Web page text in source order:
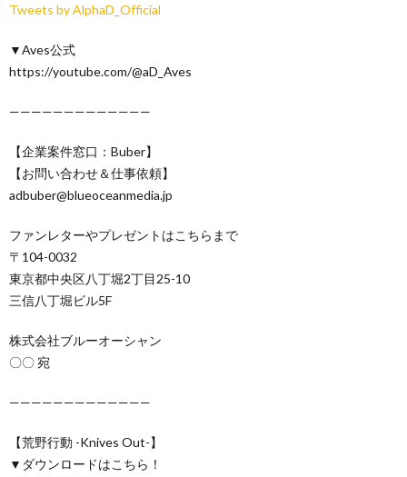
Tweets by AlphaD_Official
▼Aves公式
https://youtube.com/@aD_Aves
—————————————
【企業案件窓口：Buber】
【お問い合わせ＆仕事依頼】
adbuber@blueoceanmedia.jp
ファンレターやプレゼントはこちらまで
〒104-0032
東京都中央区八丁堀2丁目25-10
三信八丁堀ビル5F
株式会社ブルーオーシャン
〇〇 宛
—————————————
【荒野行動 -Knives Out-】
▼ダウンロードはこちら！